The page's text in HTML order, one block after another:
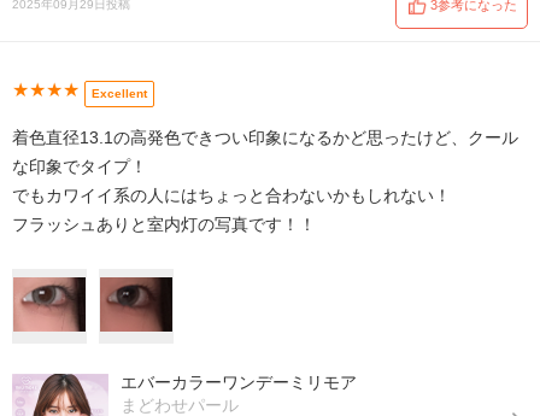
2025年09月29日投稿 3参考になった
★★★★ Excellent
着色直径13.1の高発色できつい印象になるかど思ったけど、クール
な印象でタイプ！
でもカワイイ系の人にはちょっと合わないかもしれない！
フラッシュありと室内灯の写真です！！
エバーカラーワンデーミリモア
まどわせパール